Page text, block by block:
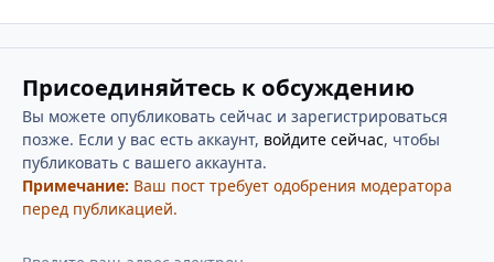
Присоединяйтесь к обсуждению
Вы можете опубликовать сейчас и зарегистрироваться
позже. Если у вас есть аккаунт, войдите сейчас, чтобы
публиковать с вашего аккаунта.
Примечание: Ваш пост требует одобрения модератора
перед публикацией.